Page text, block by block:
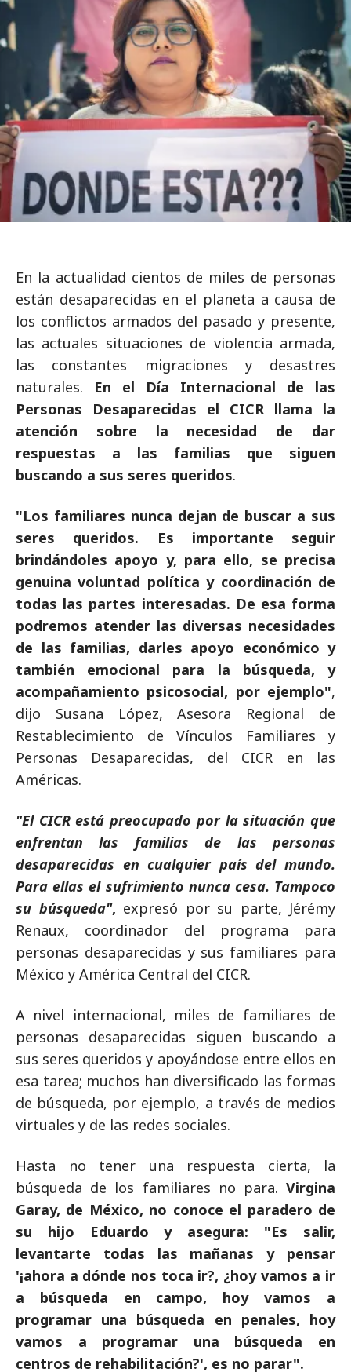
En la actualidad cientos de miles de personas
están desaparecidas en el planeta a causa de
los conflictos armados del pasado y presente,
las actuales situaciones de violencia armada,
las constantes migraciones y desastres
naturales. En el Día Internacional de las
Personas Desaparecidas el CICR llama la
atención sobre la necesidad de dar
respuestas a las familias que siguen
buscando a sus seres queridos.
"Los familiares nunca dejan de buscar a sus
seres queridos. Es importante seguir
brindándoles apoyo y, para ello, se precisa
genuina voluntad política y coordinación de
todas las partes interesadas. De esa forma
podremos atender las diversas necesidades
de las familias, darles apoyo económico y
también emocional para la búsqueda, y
acompañamiento psicosocial, por ejemplo",
dijo Susana López, Asesora Regional de
Restablecimiento de Vínculos Familiares y
Personas Desaparecidas, del CICR en las
Américas.
"El CICR está preocupado por la situación que
enfrentan las familias de las personas
desaparecidas en cualquier país del mundo.
Para ellas el sufrimiento nunca cesa. Tampoco
su búsqueda", expresó por su parte, Jérémy
Renaux, coordinador del programa para
personas desaparecidas y sus familiares para
México y América Central del CICR.
A nivel internacional, miles de familiares de
personas desaparecidas siguen buscando a
sus seres queridos y apoyándose entre ellos en
esa tarea; muchos han diversificado las formas
de búsqueda, por ejemplo, a través de medios
virtuales y de las redes sociales.
Hasta no tener una respuesta cierta, la
búsqueda de los familiares no para. Virgina
Garay, de México, no conoce el paradero de
su hijo Eduardo y asegura: "Es salir,
levantarte todas las mañanas y pensar
'¡ahora a dónde nos toca ir?, ¿hoy vamos a ir
a búsqueda en campo, hoy vamos a
programar una búsqueda en penales, hoy
vamos a programar una búsqueda en
centros de rehabilitación?', es no parar".